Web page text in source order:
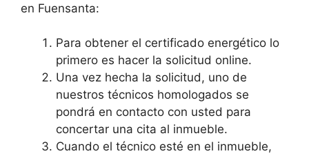
en Fuensanta:
Para obtener el certificado energético lo
primero es hacer la solicitud online.
Una vez hecha la solicitud, uno de
nuestros técnicos homologados se
pondrá en contacto con usted para
concertar una cita al inmueble.
Cuando el técnico esté en el inmueble,